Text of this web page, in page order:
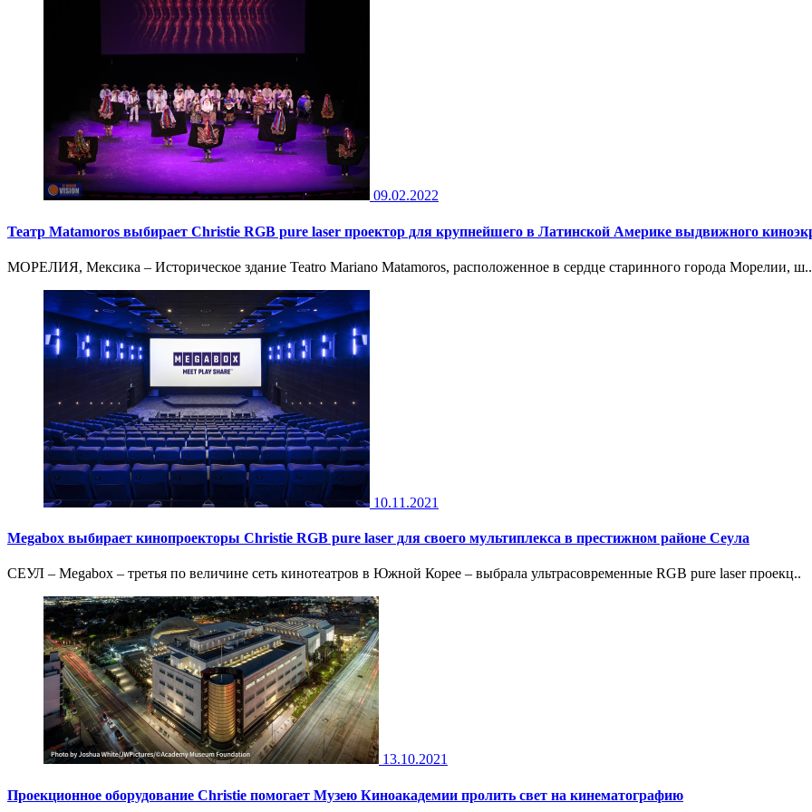
09.02.2022
Театр Matamoros выбирает Christie RGB pure laser проектор для крупнейшего в Латинской Америке выдвижного
МОРЕЛИЯ, Мексика – Историческое здание Teatro Mariano Matamoros, расположенное в сердце старинного города Морелии, ш..
10.11.2021
Megabox выбирает кинопроекторы Christie RGB pure laser для своего мультиплекса в престижном районе Сеула
СЕУЛ – Megabox – третья по величине сеть кинотеатров в Южной Корее – выбрала ультрасовременные RGB pure laser проекц..
13.10.2021
Проекционное оборудование Christie помогает Музею Киноакадемии пролить свет на кинематографию